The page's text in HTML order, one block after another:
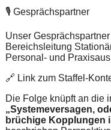
🎙️ Gesprächspartner
Unser
Bereichsleitung
Personal- und
🔗 Link zum Staffel-
Die Folge knüpft an die
„Systemeversagen,
brüchige Kopplungen